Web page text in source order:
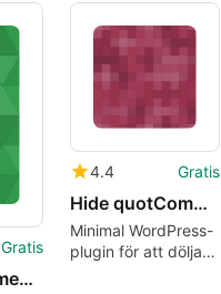
Gratis
Simple Comment Notification
4.4 Gratis
Hide quotComments are closedquot
Minimal WordPress-
plugin för att dölja